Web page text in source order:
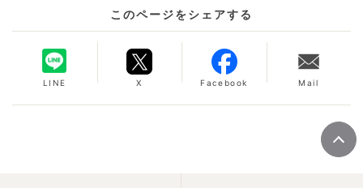
このページをシェアする
LINE X Facebook Mail